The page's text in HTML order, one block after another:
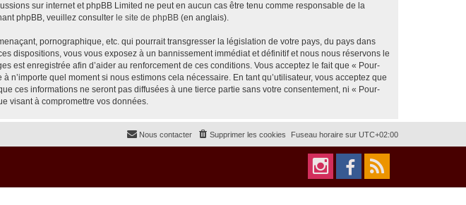
sur internet et phpBB Limited ne peut en aucun cas être tenu comme responsable de la
phpBB, veuillez consulter le site de phpBB (en anglais).
pornographique, etc. qui pourrait transgresser la législation de votre pays, du pays dans
dispositions, vous vous exposez à un bannissement immédiat et définitif et nous nous réservons le
est enregistrée afin d’aider au renforcement de ces conditions. Vous acceptez le fait que « Pour-
quel moment si nous estimons cela nécessaire. En tant qu’utilisateur, vous acceptez que
ces informations ne seront pas diffusées à une tierce partie sans votre consentement, ni « Pour-
visant à compromettre vos données.
Fuseau horaire sur UTC+02:00
Supprimer les cookies
Nous contacter